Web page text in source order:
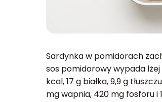
Sardynka w pomidorach
sos pomidorowy wypada lżej
kcal, 17 g białka, 9,9 g
mg wapnia, 420 mg fosforu i